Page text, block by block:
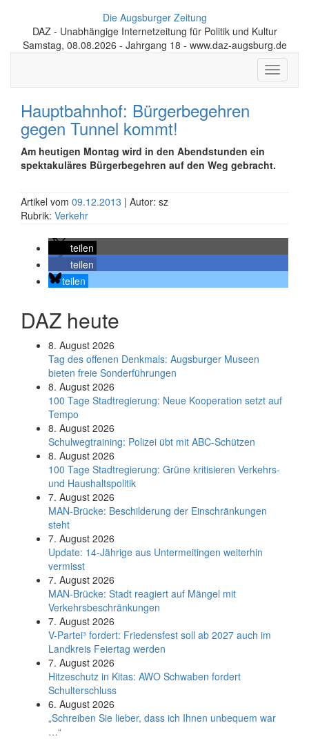
Die Augsburger Zeitung
DAZ - Unabhängige Internetzeitung für Politik und Kultur
Samstag, 08.08.2026 - Jahrgang 18 - www.daz-augsburg.de
Toggle
Hauptbahnhof: Bürgerbegehren
gegen Tunnel kommt!
Am heutigen Montag wird in den Abendstunden ein
spektakuläres Bürgerbegehren auf den Weg gebracht.
Artikel vom 09.12.2013 | Autor: sz
Rubrik: Verkehr
teilen
teilen
teilen
DAZ heute
8. August 2026
Tag des offenen Denkmals: Augsburger Museen
bieten freie Sonderführungen
8. August 2026
100 Tage Stadtregierung: Neue Kooperation setzt auf
Tempo
8. August 2026
Schul­weg­trai­ning: Poli­zei übt mit ABC-Schüt­zen
8. August 2026
100 Tage Stadtregierung: Grüne kritisieren Verkehrs-
und Haushaltspolitik
7. August 2026
MAN-Brücke: Beschilderung der Einschränkungen
steht
7. August 2026
Update: 14-Jährige aus Untermeitingen weiterhin
vermisst
7. August 2026
MAN-Brücke: Stadt reagiert auf Mängel mit
Verkehrsbeschränkungen
7. August 2026
V-Partei­³ fordert: Friedens­fest soll ab 2027 auch im
Land­kreis Feier­tag werden
7. August 2026
Hitzeschutz in Kitas: AWO Schwaben fordert
Schulterschluss
6. August 2026
„Schreiben Sie lieber, dass ich Ihnen unbequem war
…“